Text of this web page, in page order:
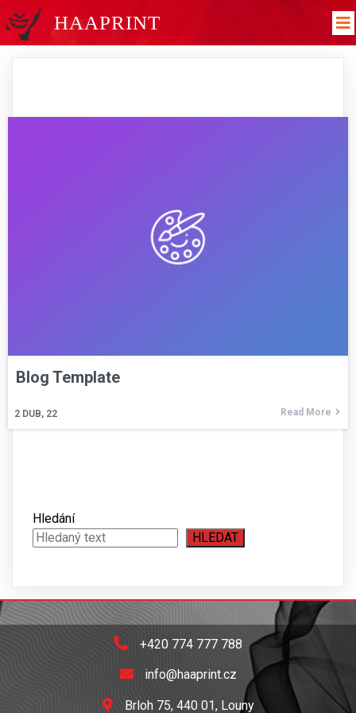
HAAPRINT
Blog Template
2 DUB, 22 Read More
Hledání
HLEDAT
+420 774 777 788
info@haaprint.cz
Brloh 75, 440 01, Louny